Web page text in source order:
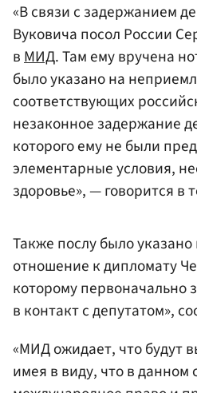
«В связи с задержанием
Вуковича посол России
вМИД. Там ему вручена
было указано на
соответствующих
незаконное задержание
которого ему не были
элементарные условия,
здоровье», — говорится в
Также послу было
отношение к дипломату
которому первоначально
в контакт с депутатом»,
«МИД ожидает, что будут
имея в виду, что в данном